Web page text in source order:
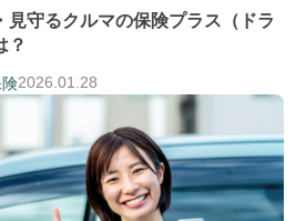
見守るクルマの保険プラス（ドラ
？
2026.01.28